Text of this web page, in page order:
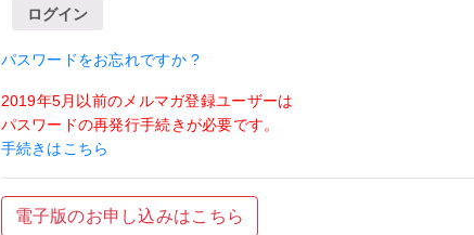
ログイン
パスワードをお忘れですか ?
2019年5月以前のメルマガ登録ユーザーは
パスワードの再発行手続きが必要です。
手続きはこちら
電子版のお申し込みはこちら